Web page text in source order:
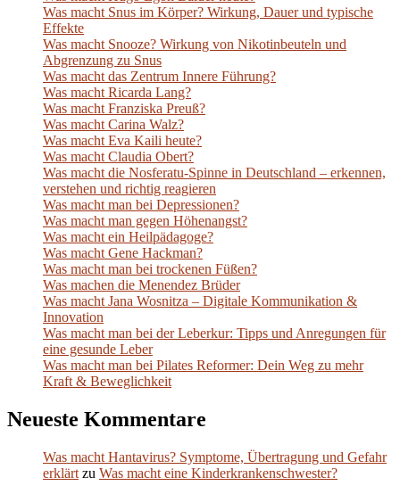
Was macht Snus im Körper? Wirkung, Dauer und typische
Effekte
Was macht Snooze? Wirkung von Nikotinbeuteln und
Abgrenzung zu Snus
Was macht das Zentrum Innere Führung?
Was macht Ricarda Lang?
Was macht Franziska Preuß?
Was macht Carina Walz?
Was macht Eva Kaili heute?
Was macht Claudia Obert?
Was macht die Nosferatu-Spinne in Deutschland – erkennen,
verstehen und richtig reagieren
Was macht man bei Depressionen?
Was macht man gegen Höhenangst?
Was macht ein Heilpädagoge?
Was macht Gene Hackman?
Was macht man bei trockenen Füßen?
Was machen die Menendez Brüder
Was macht Jana Wosnitza – Digitale Kommunikation &
Innovation
Was macht man bei der Leberkur: Tipps und Anregungen für
eine gesunde Leber
Was macht man bei Pilates Reformer: Dein Weg zu mehr
Kraft & Beweglichkeit
Neueste Kommentare
Was macht Hantavirus? Symptome, Übertragung und Gefahr
erklärt zu Was macht eine Kinderkrankenschwester?